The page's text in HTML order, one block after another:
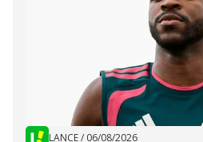
LANCE/ 06/08/2026